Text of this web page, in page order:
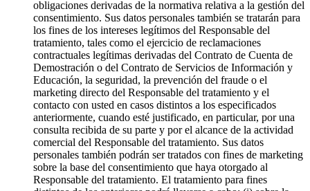
obligaciones derivadas de la normativa relativa a la gestión del
consentimiento. Sus datos personales también se tratarán para
los fines de los intereses legítimos del Responsable del
tratamiento, tales como el ejercicio de reclamaciones
contractuales legítimas derivadas del Contrato de Cuenta de
Demostración o del Contrato de Servicios de Información y
Educación, la seguridad, la prevención del fraude o el
marketing directo del Responsable del tratamiento y el
contacto con usted en casos distintos a los especificados
anteriormente, cuando esté justificado, en particular, por una
consulta recibida de su parte y por el alcance de la actividad
comercial del Responsable del tratamiento. Sus datos
personales también podrán ser tratados con fines de marketing
sobre la base del consentimiento que haya otorgado al
Responsable del tratamiento. El tratamiento para fines